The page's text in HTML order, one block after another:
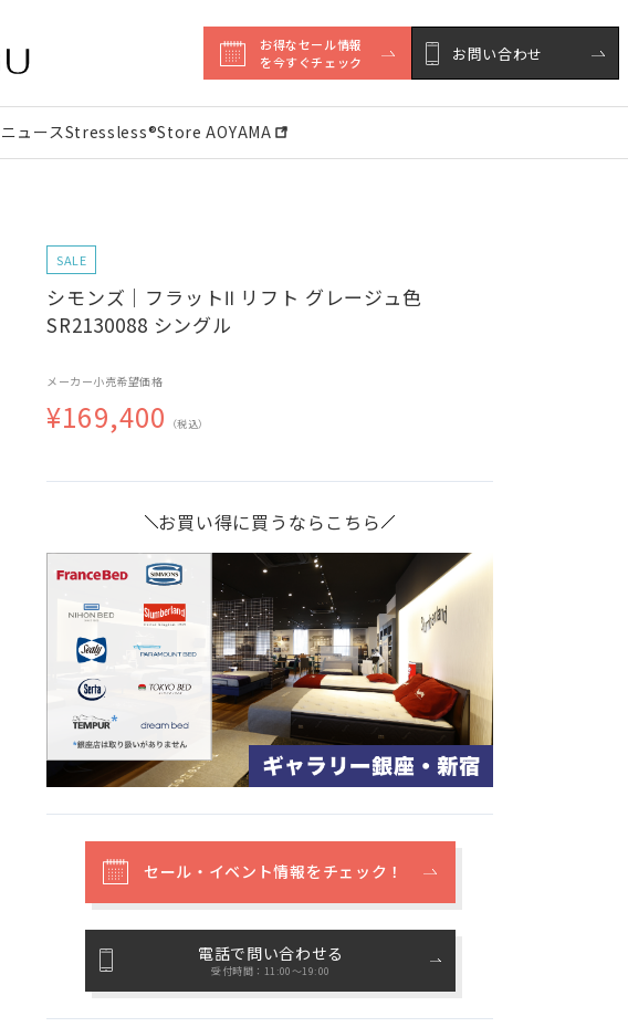
お得なセール情報
を今すぐチェック
お問い合わせ
ニュースStressless®︎Store AOYAMA
SALE
シモンズ｜フラットⅡ リフト グレージュ色
SR2130088 シングル
メーカー小売希望価格
¥169,400 （税込）
お買い得に買うならこちら
セール・イベント情報をチェック！
電話で問い合わせる
受付時間：11:00〜19:00